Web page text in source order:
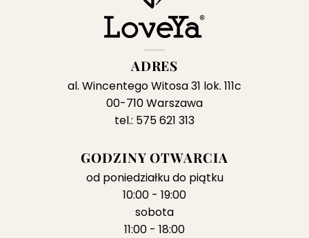
ADRES
al. Wincentego Witosa 31 lok. 111c
00-710 Warszawa
tel.: 575 621 313
GODZINY OTWARCIA
od poniedziałku do piątku
10:00 - 19:00
sobota
11:00 - 18:00